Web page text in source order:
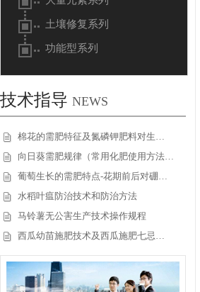
土壤修复系列
功能型系列
技术指导 NEWS
棉花的需肥特征及氮磷钾肥料对生…
向日葵需肥规律（常用化肥使用方法…
葡萄生长的需肥特点-花期前后对硼…
水稻叶瘟防治技术和防治方法
马铃薯无公害生产技术操作规程
西瓜幼苗施肥技术及西瓜施肥七忌…